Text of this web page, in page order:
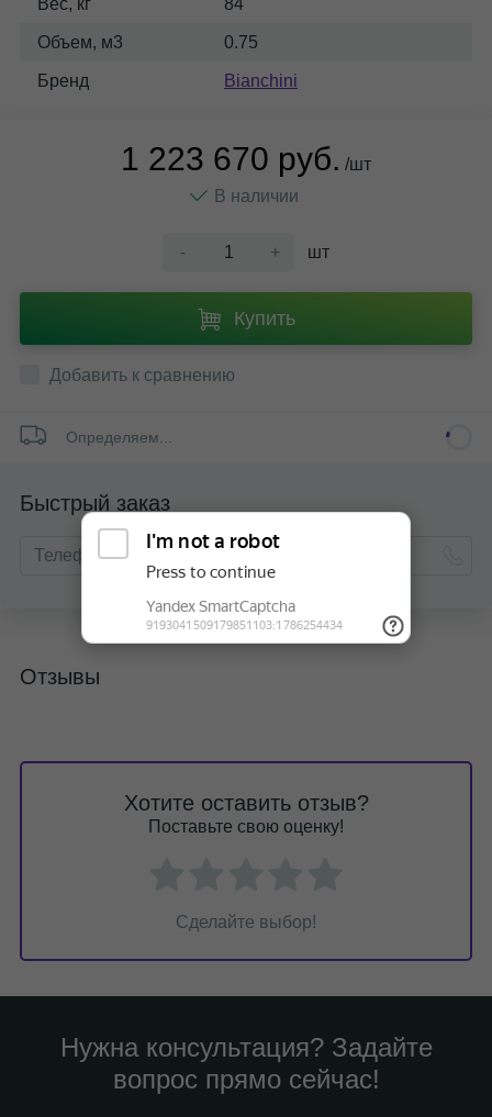
Вес, кг 84
Объем, м3 0.75
Бренд Bianchini
1 223 670 руб. /шт
В наличии
- + шт
Купить
Добавить к сравнению
Определяем...
Быстрый заказ
Отзывы
Хотите оставить отзыв?
Поставьте свою оценку!
Сделайте выбор!
Нужна консультация? Задайте
вопрос прямо сейчас!